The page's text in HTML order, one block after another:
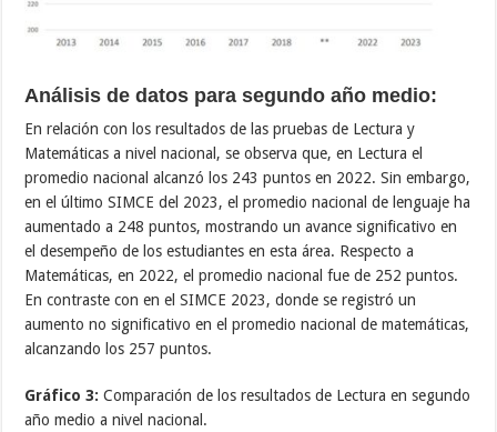
Análisis de datos para segundo año medio:
En relación con los resultados de las pruebas de Lectura y
Matemáticas a nivel nacional, se observa que, en Lectura el
promedio nacional alcanzó los 243 puntos en 2022. Sin embargo,
en el último SIMCE del 2023, el promedio nacional de lenguaje ha
aumentado a 248 puntos, mostrando un avance significativo en
el desempeño de los estudiantes en esta área. Respecto a
Matemáticas, en 2022, el promedio nacional fue de 252 puntos.
En contraste con en el SIMCE 2023, donde se registró un
aumento no significativo en el promedio nacional de matemáticas,
alcanzando los 257 puntos.
Gráfico 3: Comparación de los resultados de Lectura en segundo
año medio a nivel nacional.